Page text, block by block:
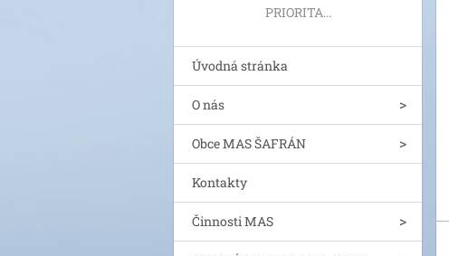
PRIORITA...
Úvodná stránka
O nás
Obce MAS ŠAFRÁN
Kontakty
Činnosti MAS